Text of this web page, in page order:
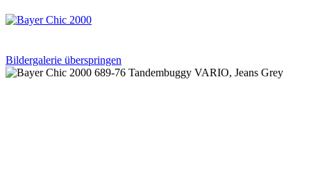
Bildergalerie überspringen